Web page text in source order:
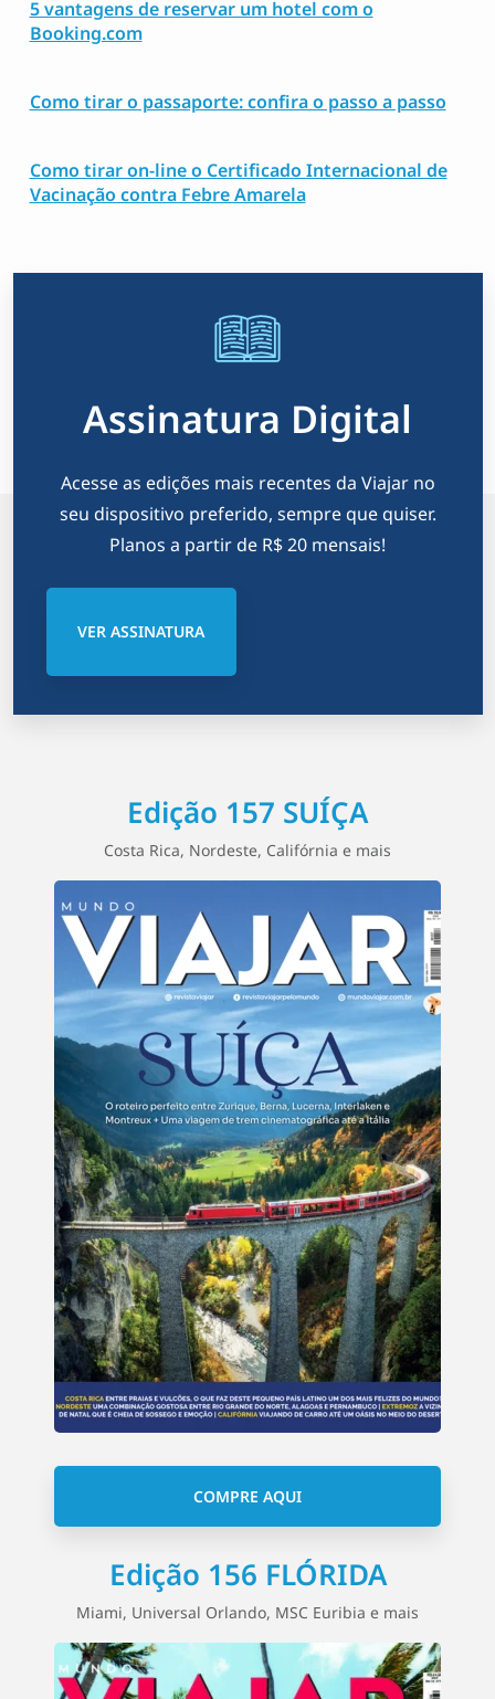
5 vantagens de reservar um hotel com o
Booking.com
Como tirar o passaporte: confira o passo a passo
Como tirar on-line o Certificado Internacional de
Vacinação contra Febre Amarela
Assinatura Digital
Acesse as edições mais recentes da Viajar no
seu dispositivo preferido, sempre que quiser.
Planos a partir de R$ 20 mensais!
VER ASSINATURA
Edição 157 SUÍÇA
Costa Rica, Nordeste, Califórnia e mais
COMPRE AQUI
Edição 156 FLÓRIDA
Miami, Universal Orlando, MSC Euribia e mais